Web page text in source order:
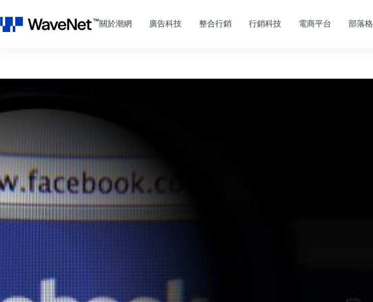
至
主
關於潮網 廣告科技 整合行銷 行銷科技 電商平台 部落格